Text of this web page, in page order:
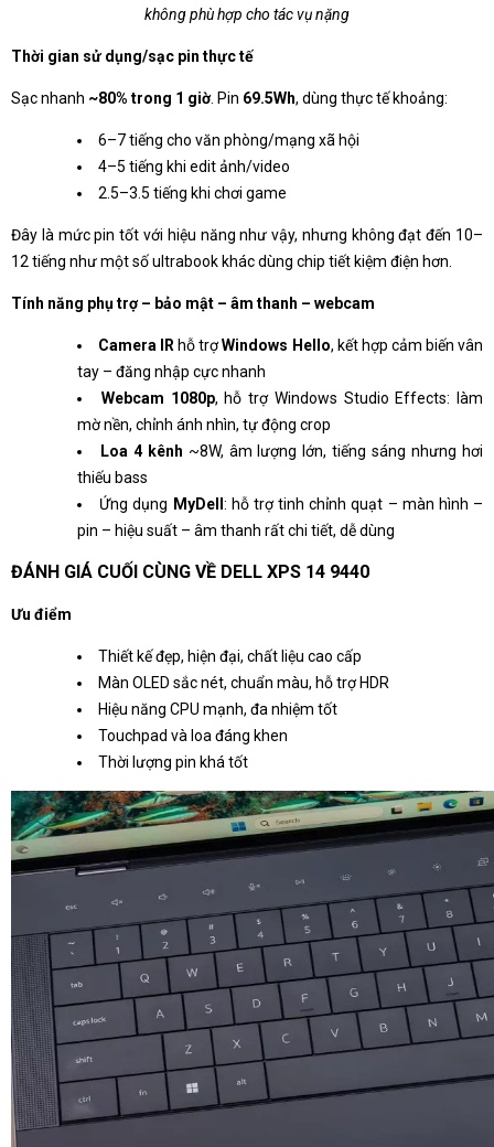
không phù hợp cho tác vụ nặng
Thời gian sử dụng/sạc pin thực tế
Sạc nhanh ~80% trong 1 giờ. Pin 69.5Wh, dùng thực tế khoảng:
6–7 tiếng cho văn phòng/mạng xã hội
4–5 tiếng khi edit ảnh/video
2.5–3.5 tiếng khi chơi game
Đây là mức pin tốt với hiệu năng như vậy, nhưng không đạt đến 10–
12 tiếng như một số ultrabook khác dùng chip tiết kiệm điện hơn.
Tính năng phụ trợ – bảo mật – âm thanh – webcam
Camera IR hỗ trợWindows Hello, kết hợp cảm biến vân
tay – đăng nhập cực nhanh
Webcam 1080p, hỗ trợ Windows Studio Effects: làm
mờ nền, chỉnh ánh nhìn, tự động crop
Loa 4 kênh ~8W, âm lượng lớn, tiếng sáng nhưng hơi
thiếu bass
Ứng dụng MyDell : hỗ trợ tinh chỉnh quạt – màn hình –
pin – hiệu suất – âm thanh rất chi tiết, dễ dùng
ĐÁNH GIÁ CUỐI CÙNG VỀ DELL XPS 14 9440
Ưu điểm
Thiết kế đẹp, hiện đại, chất liệu cao cấp
Màn OLED sắc nét, chuẩn màu, hỗ trợ HDR
Hiệu năng CPU mạnh, đa nhiệm tốt
Touchpad và loa đáng khen
Thời lượng pin khá tốt